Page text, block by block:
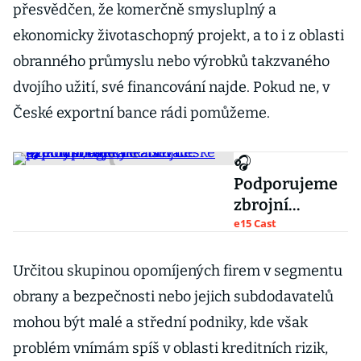
přesvědčen, že komerčně smysluplný a
ekonomicky životaschopný projekt, a to i z oblasti
obranného průmyslu nebo výrobků takzvaného
dvojího užití, své financování najde. Pokud ne, v
České exportní bance rádi pomůžeme.
🎧
Podporujeme
zbrojní
průmysl, ale
a technologie,
říká šéf České
banky
e15 Cast
Určitou skupinou opomíjených firem v segmentu
obrany a bezpečnosti nebo jejich subdodavatelů
mohou být malé a střední podniky, kde však
problém vnímám spíš v oblasti kreditních rizik,